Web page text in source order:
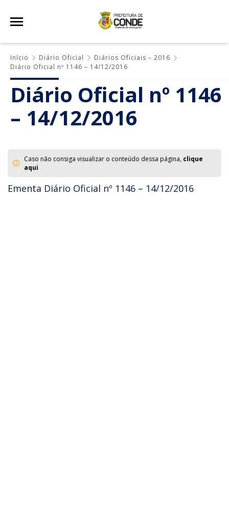
Início Diário Oficial
Diários Oficiais – 2016
Diário Oficial nº 1146 – 14/12/2016
Diário Oficial nº 1146
– 14/12/2016
Caso não consiga visualizar o conteúdo dessa página, clique
aqui
Ementa Diário Oficial nº 1146 – 14/12/2016